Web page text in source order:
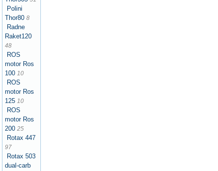
Polini
Thor80 8
Radne
Raket120
48
ROS
motor Ros
100 10
ROS
motor Ros
125 10
ROS
motor Ros
200 25
Rotax 447
97
Rotax 503
dual-carb